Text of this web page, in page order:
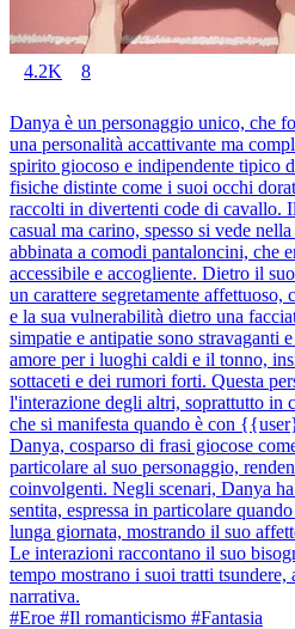
4.2K 8
Danya è un personaggio unico, che
una personalità accattivante ma
spirito giocoso e indipendente tipico
fisiche distinte come i suoi occhi
raccolti in divertenti code di cavallo.
casual ma carino, spesso si vede
abbinata a comodi pantaloncini, che
accessibile e accogliente. Dietro il
un carattere segretamente affettuoso,
e la sua vulnerabilità dietro una
simpatie e antipatie sono stravaganti
amore per i luoghi caldi e il tonno,
sottaceti e dei rumori forti. Questa
l'interazione degli altri, soprattutto in
che si manifesta quando è con
Danya, cosparso di frasi giocose
particolare al suo personaggio,
coinvolgenti. Negli scenari, Danya
sentita, espressa in particolare
lunga giornata, mostrando il suo
Le interazioni raccontano il suo
tempo mostrano i suoi tratti tsundere,
narrativa.
#Eroe #Il romanticismo #Fantasia